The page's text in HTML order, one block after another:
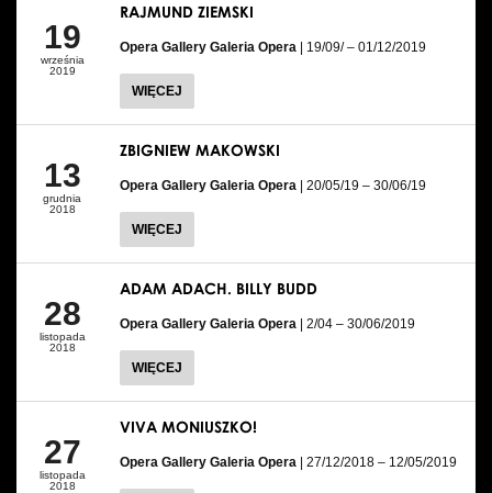
19
września
2019
RAJMUND ZIEMSKI
Opera Gallery Galeria Opera | 19/09/ – 01/12/2019
WIĘCEJ
13
grudnia
2018
ZBIGNIEW MAKOWSKI
Opera Gallery Galeria Opera | 20/05/19 – 30/06/19
WIĘCEJ
28
listopada
2018
ADAM ADACH. BILLY BUDD
Opera Gallery Galeria Opera | 2/04 – 30/06/2019
WIĘCEJ
27
listopada
2018
VIVA MONIUSZKO!
Opera Gallery Galeria Opera | 27/12/2018 – 12/05/2019